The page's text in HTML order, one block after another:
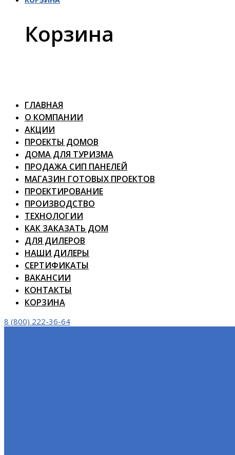
Корзина
ГЛАВНАЯ
О КОМПАНИИ
АКЦИИ
ПРОЕКТЫ ДОМОВ
ДОМА ДЛЯ ТУРИЗМА
ПРОДАЖА СИП ПАНЕЛЕЙ
МАГАЗИН ГОТОВЫХ ПРОЕКТОВ
ПРОЕКТИРОВАНИЕ
ПРОИЗВОДСТВО
ТЕХНОЛОГИИ
КАК ЗАКАЗАТЬ ДОМ
ДЛЯ ДИЛЕРОВ
НАШИ ДИЛЕРЫ
СЕРТИФИКАТЫ
ВАКАНСИИ
КОНТАКТЫ
КОРЗИНА
8 (800) 222-36-64